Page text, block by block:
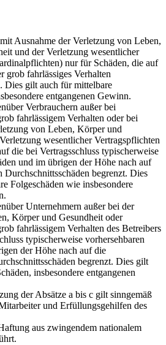
Ausnahme der Verletzung von Leben,
und der Verletzung wesentlicher
nur für Schäden, die auf
grob fahrlässiges Verhalten
Dies gilt auch für mittelbare
entgangenen Gewinn.
Verbrauchern außer bei
fahrlässigem Verhalten oder bei
von Leben, Körper und
wesentlicher Vertragspflichten
die bei Vertragsschluss typischerweise
und im übrigen der Höhe nach auf
Durchschnittsschäden begrenzt. Dies
Folgeschäden wie insbesondere
Unternehmern außer bei der
Körper und Gesundheit oder
fahrlässigem Verhalten des Betreibers
typischerweise vorhersehbaren
der Höhe nach auf die
begrenzt. Dies gilt
insbesondere entgangenen
der Absätze a bis c gilt sinngemäß
und Erfüllungsgehilfen des
aus zwingendem nationalem